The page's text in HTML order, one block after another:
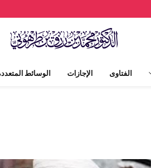
الفتاوى الإجازات الوسائط